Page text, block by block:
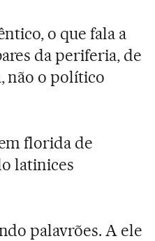
o que fala a
da periferia, de
não o político
florida de
latinices
palavrões. A ele